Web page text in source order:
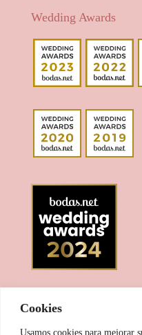
Cookies
Usamos cookies para mejorar
Wedding Awards